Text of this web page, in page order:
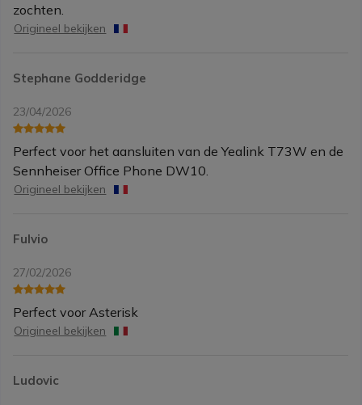
zochten.
Origineel bekijken
Stephane Godderidge
23/04/2026
Perfect voor het aansluiten van de Yealink T73W en de
Sennheiser Office Phone DW10.
Origineel bekijken
Fulvio
27/02/2026
Perfect voor Asterisk
Origineel bekijken
Ludovic